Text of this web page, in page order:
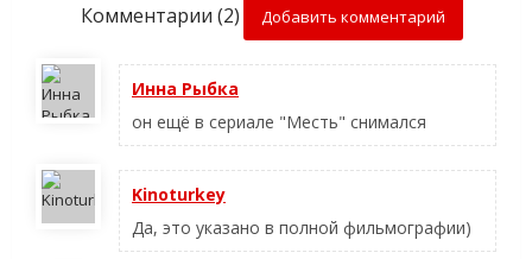
Комментарии (2) Добавить комментарий
Инна Рыбка
он ещё в сериале "Месть" снимался
Kinoturkey
Да, это указано в полной фильмографии)